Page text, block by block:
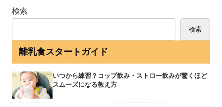
検索
検索
離乳食スタートガイド
いつから練習？コップ飲み・ストロー飲みが驚くほど
スムーズになる教え方